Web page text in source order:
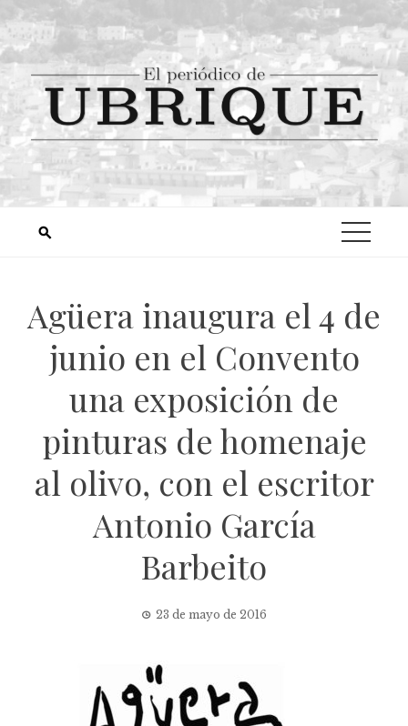
Agüera inaugura el 4 de
junio en el Convento
una exposición de
pinturas de homenaje
al olivo, con el escritor
Antonio García
Barbeito
23 de mayo de 2016